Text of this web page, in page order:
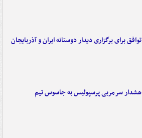
توافق برای برگزاری دیدار دوستانه ایران و آذربایجان
هشدار سرمربی پرسپولیس به جاسوس تیم